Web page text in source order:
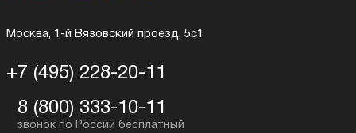
Москва, 1-й Вязовский проезд, 5с1
+7 (495) 228-20-11
8 (800) 333-10-11